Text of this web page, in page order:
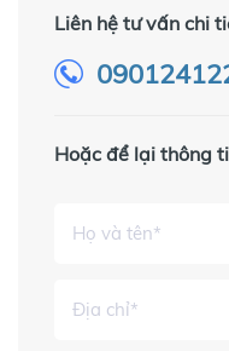
Liên hệ tư vấn chi
Hoặc để lại thông